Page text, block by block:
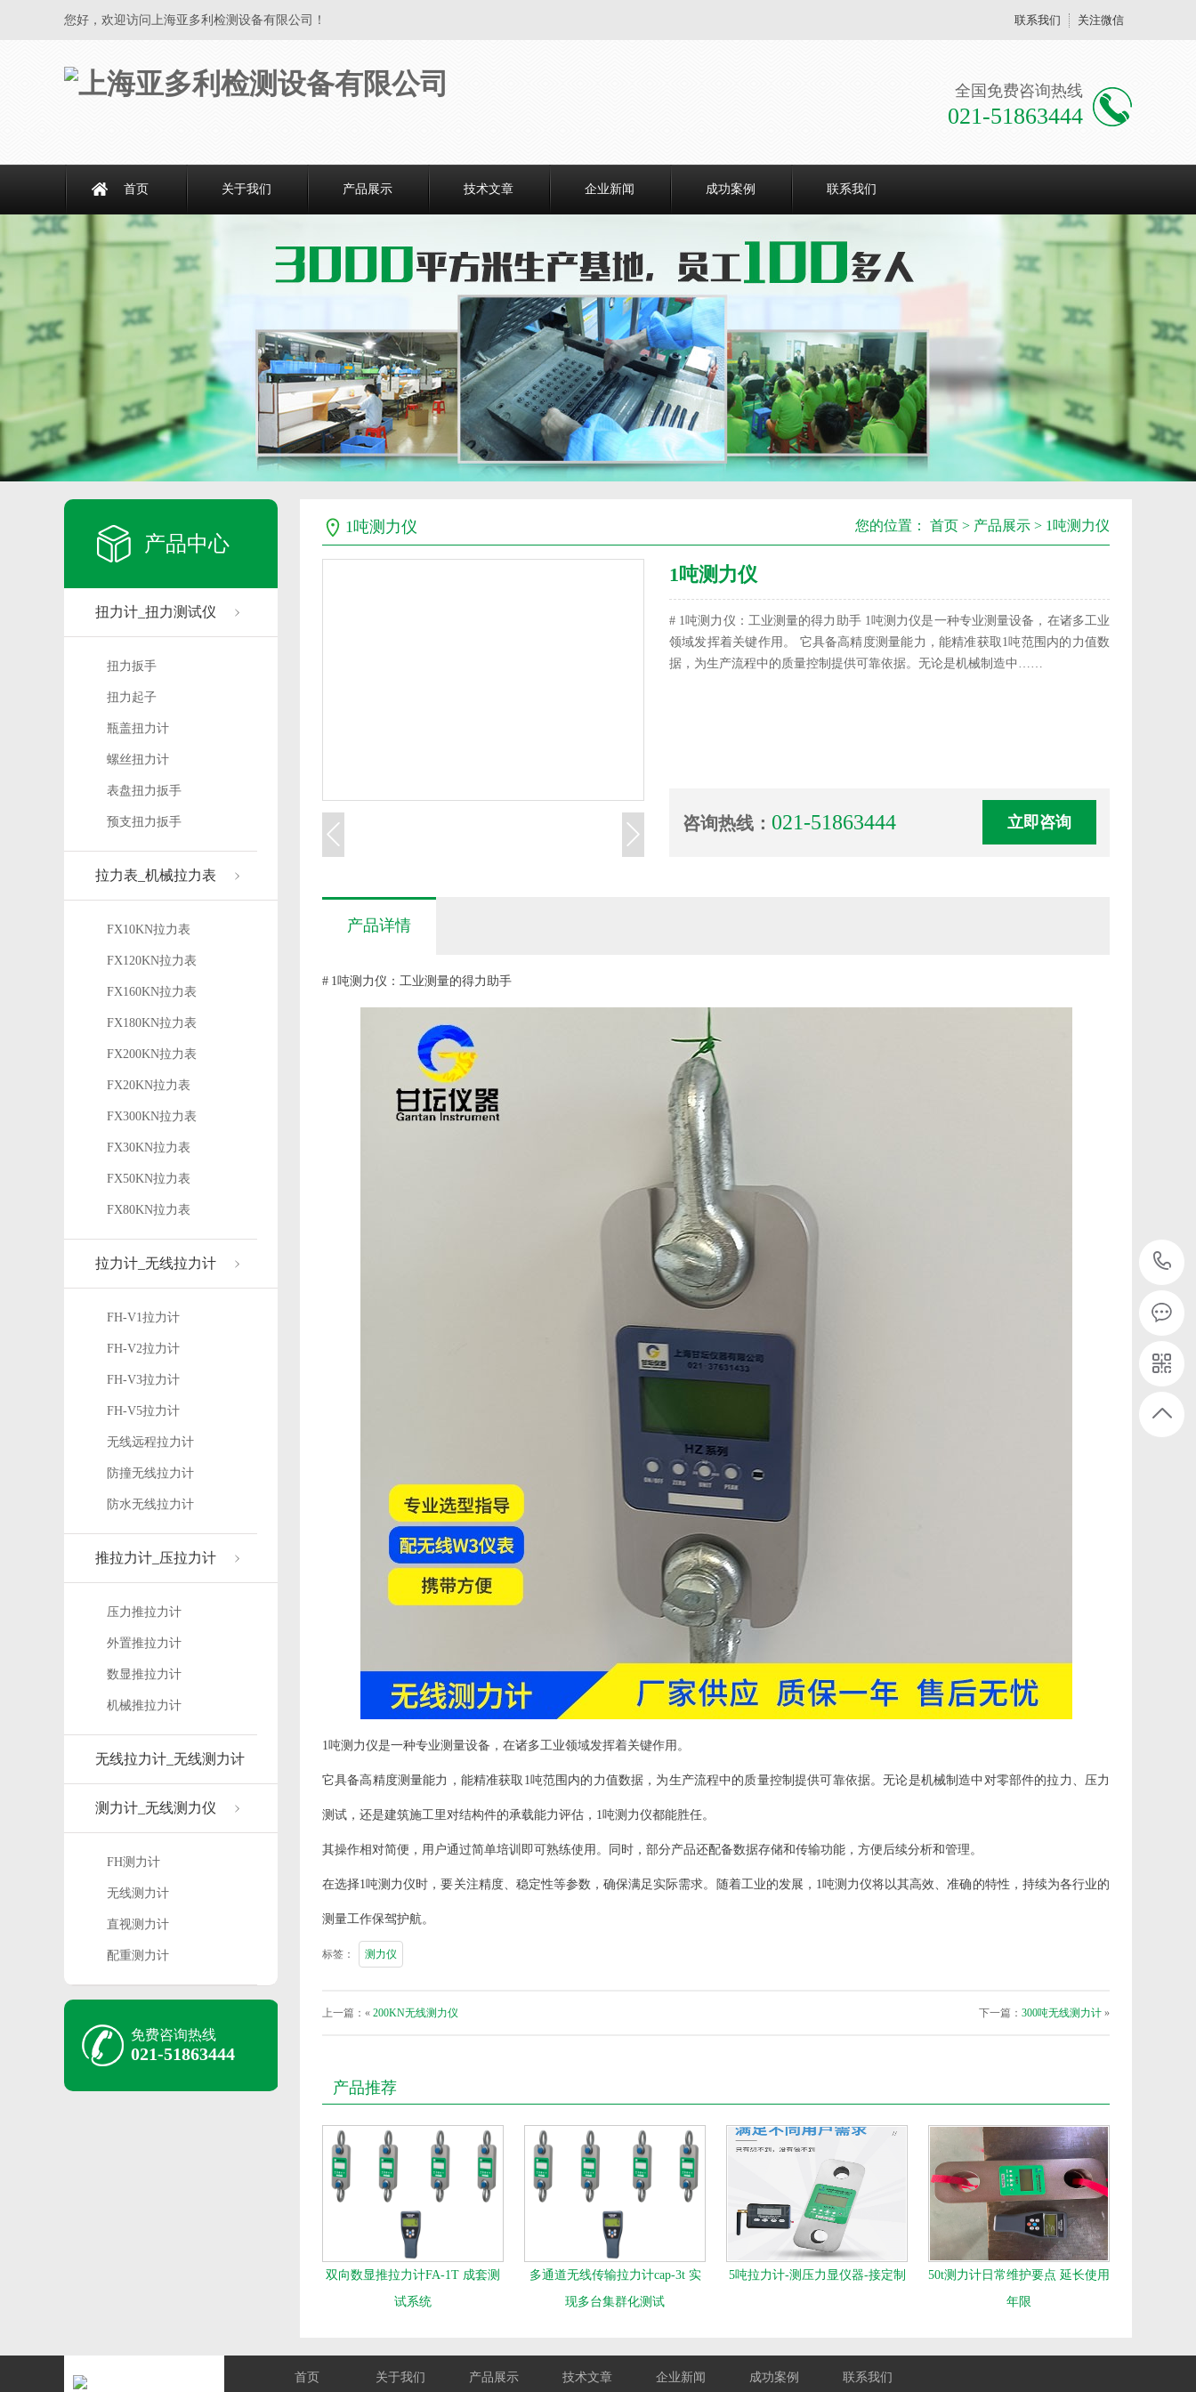
您好，欢迎访问上海亚多利检测设备有限公司！ 联系我们 关注微信
全国免费咨询热线
021-51863444
首页 关于我们 产品展示 技术文章 企业新闻 成功案例 联系我们
产品中心
扭力计_扭力测试仪
扭力扳手
扭力起子
瓶盖扭力计
螺丝扭力计
表盘扭力扳手
预支扭力扳手
拉力表_机械拉力表
FX10KN拉力表
FX120KN拉力表
FX160KN拉力表
FX180KN拉力表
FX200KN拉力表
FX20KN拉力表
FX300KN拉力表
FX30KN拉力表
FX50KN拉力表
FX80KN拉力表
拉力计_无线拉力计
FH-V1拉力计
FH-V2拉力计
FH-V3拉力计
FH-V5拉力计
无线远程拉力计
防撞无线拉力计
防水无线拉力计
推拉力计_压拉力计
压力推拉力计
外置推拉力计
数显推拉力计
机械推拉力计
无线拉力计_无线测力计
测力计_无线测力仪
FH测力计
无线测力计
直视测力计
配重测力计
免费咨询热线
021-51863444
1吨测力仪 您的位置： 首页 > 产品展示 > 1吨测力仪
1吨测力仪
# 1吨测力仪：工业测量的得力助手 1吨测力仪是一种专业测量设备，在诸多工业
领域发挥着关键作用。 它具备高精度测量能力，能精准获取1吨范围内的力值数
据，为生产流程中的质量控制提供可靠依据。无论是机械制造中……
咨询热线： 021-51863444 立即咨询
产品详情
# 1吨测力仪：工业测量的得力助手
1吨测力仪是一种专业测量设备，在诸多工业领域发挥着关键作用。
它具备高精度测量能力，能精准获取1吨范围内的力值数据，为生产流程中的质量控制提供可靠依据。无论是机械制造中对零部件的拉力、压力
测试，还是建筑施工里对结构件的承载能力评估，1吨测力仪都能胜任。
其操作相对简便，用户通过简单培训即可熟练使用。同时，部分产品还配备数据存储和传输功能，方便后续分析和管理。
在选择1吨测力仪时，要关注精度、稳定性等参数，确保满足实际需求。随着工业的发展，1吨测力仪将以其高效、准确的特性，持续为各行业的
测量工作保驾护航。
标签： 测力仪
上一篇：« 200KN无线测力仪 下一篇： 300吨无线测力计 »
产品推荐
双向数显推拉力计FA-1T 成套测
试系统
多通道无线传输拉力计cap-3t 实
现多台集群化测试
5吨拉力计-测压力显仪器-接定制
50t测力计日常维护要点 延长使用
年限
首页 关于我们 产品展示 技术文章 企业新闻 成功案例 联系我们